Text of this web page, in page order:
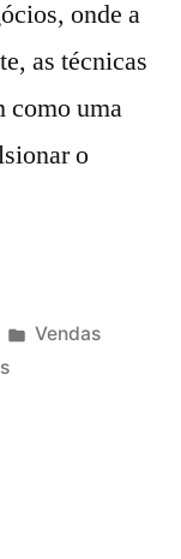
onde a
as técnicas
como uma
o
Vendas